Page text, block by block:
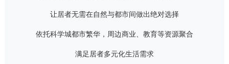
让居者无需在自然与都市间做出绝对选择
依托科学城都市繁华，周边商业、教育等资源聚合
满足居者多元化生活需求